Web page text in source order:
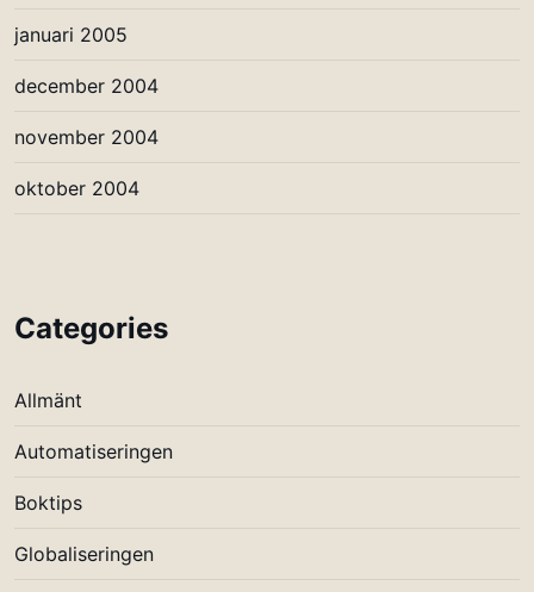
januari 2005
december 2004
november 2004
oktober 2004
Categories
Allmänt
Automatiseringen
Boktips
Globaliseringen